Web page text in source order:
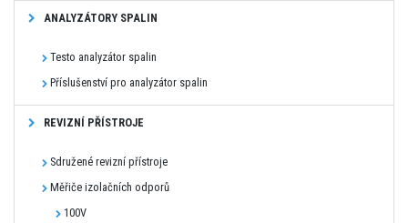
ANALYZÁTORY SPALIN
Testo analyzátor spalin
Příslušenství pro analyzátor spalin
REVIZNÍ PŘÍSTROJE
Sdružené revizní přístroje
Měřiče izolačních odporů
100V